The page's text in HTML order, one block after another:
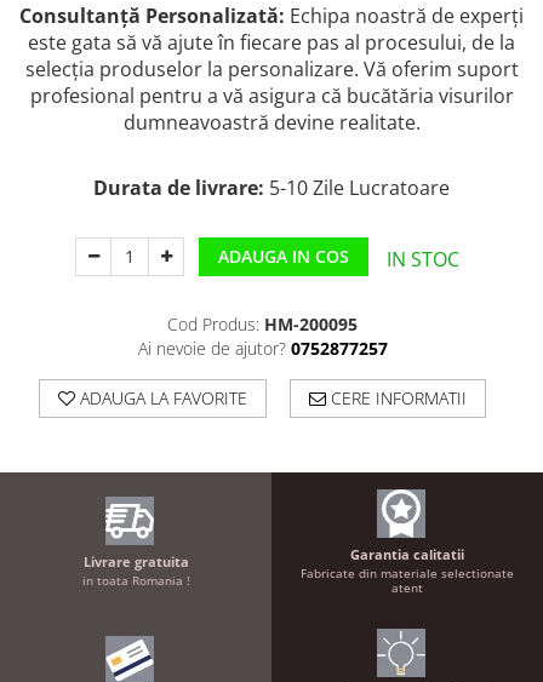
Consultanță Personalizată: Echipa noastră de experți
este gata să vă ajute în fiecare pas al procesului, de la
selecția produselor la personalizare. Vă oferim suport
profesional pentru a vă asigura că bucătăria visurilor
dumneavoastră devine realitate.
Durata de livrare: 5-10 Zile Lucratoare
ADAUGA IN COS IN STOC
Cod Produs: HM-200095
Ai nevoie de ajutor? 0752877257
ADAUGA LA FAVORITE CERE INFORMATII
Livrare gratuita
in toata Romania !
Garantia calitatii
Fabricate din materiale selectionate
atent